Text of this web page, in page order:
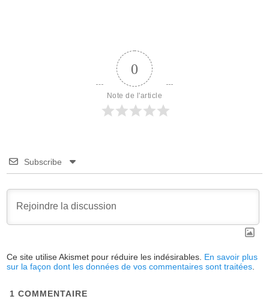
0
Note de l'article
Subscribe
Ce site utilise Akismet pour réduire les indésirables. En savoir plus
sur la façon dont les données de vos commentaires sont traitées
1 COMMENTAIRE